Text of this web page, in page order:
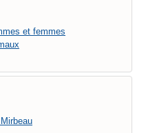
et femmes